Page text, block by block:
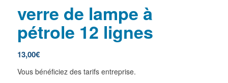
verre de lampe à
pétrole 12 lignes
13,00€
Vous bénéficiez des tarifs entreprise.